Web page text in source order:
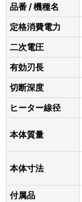
品番 / 機種名
定格消費電力
二次電圧
有効刃長
切断深度
ヒーター線径
本体質量
本体寸法
付属品